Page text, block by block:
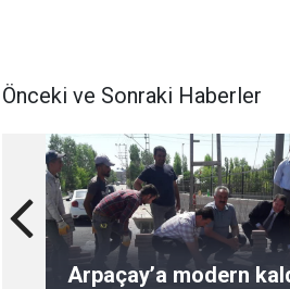
Önceki ve Sonraki Haberler
Arpaçay’a modern